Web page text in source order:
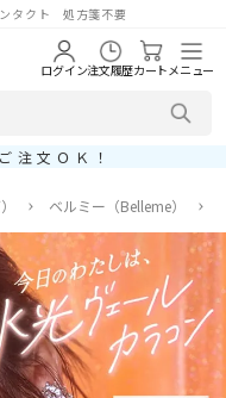
タクト 処方箋不要
ログイン注文履歴カートメニュー
注文ＯＫ！
ベルミー（Belleme）